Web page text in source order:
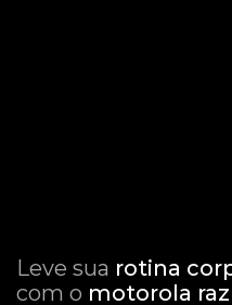
Leve sua rotina
com o motorola